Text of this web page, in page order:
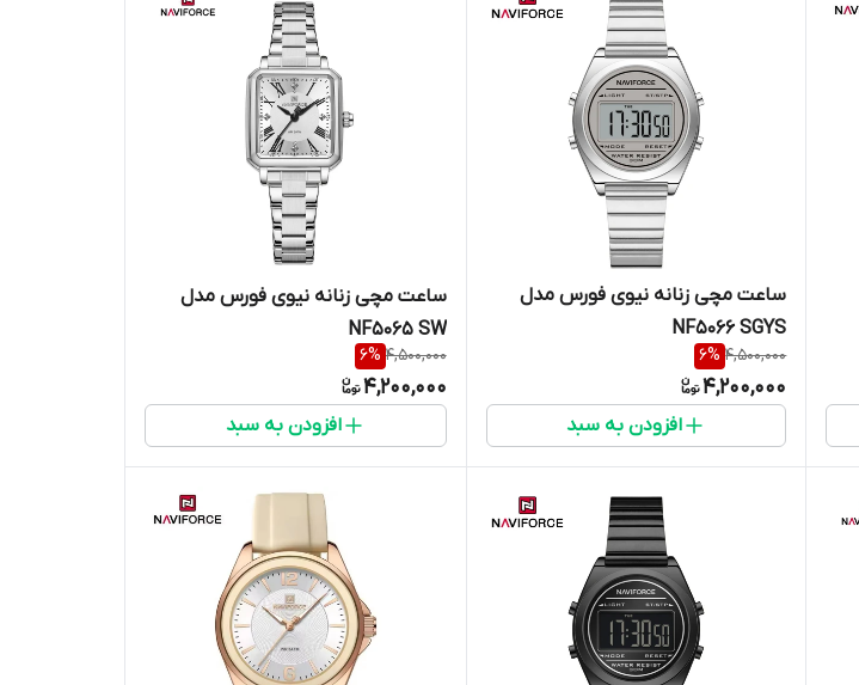
ساعت مچی زنانه نیوی فورس مدل
NF5066 SGYS
4,500,000
6%
4,200,000
افزودن به سبد
ساعت مچی زنانه نیوی فورس مدل
NF5065 SW
4,500,000
6%
4,200,000
افزودن به سبد